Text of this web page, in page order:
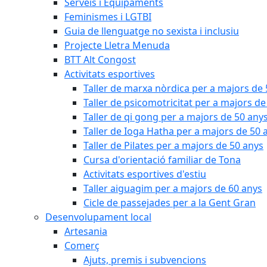
Feminismes i LGTBI
Guia de llenguatge no sexista i inclusiu
Projecte Lletra Menuda
BTT Alt Congost
Activitats esportives
Taller de marxa nòrdica per a majors de
Taller de psicomotricitat per a majors de
Taller de qi gong per a majors de 50 anys
Taller de Ioga Hatha per a majors de 50
Taller de Pilates per a majors de 50 anys
Cursa d'orientació familiar de Tona
Activitats esportives d'estiu
Taller aiguagim per a majors de 60 anys
Cicle de passejades per a la Gent Gran
Desenvolupament local
Artesania
Comerç
Ajuts, premis i subvencions